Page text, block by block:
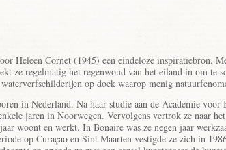
Heleen Cornet (1945) een eindeloze inspiratiebron.
ze regelmatig het regenwoud van het eiland in om te
op doek waarop menig
in Nederland. Na haar studie aan de Academie
jaren in Noorwegen. Vervolgens vertrok ze naar
woont en werkt. In Bonaire was ze negen jaar
op Curaçao en Sint Maarten vestigde ze zich in